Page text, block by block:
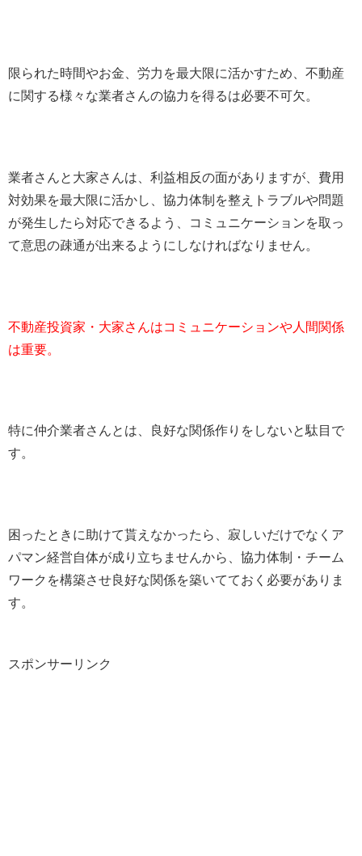
限られた時間やお金、労力を最大限に活かすため、不動産
に関する様々な業者さんの協力を得るは必要不可欠。
業者さんと大家さんは、利益相反の面がありますが、費用
対効果を最大限に活かし、協力体制を整えトラブルや問題
が発生したら対応できるよう、コミュニケーションを取っ
て意思の疎通が出来るようにしなければなりません。
不動産投資家・大家さんはコミュニケーションや人間関係
は重要。
特に仲介業者さんとは、良好な関係作りをしないと駄目で
す。
困ったときに助けて貰えなかったら、寂しいだけでなくア
パマン経営自体が成り立ちませんから、協力体制・チーム
ワークを構築させ良好な関係を築いてておく必要がありま
す。
スポンサーリンク